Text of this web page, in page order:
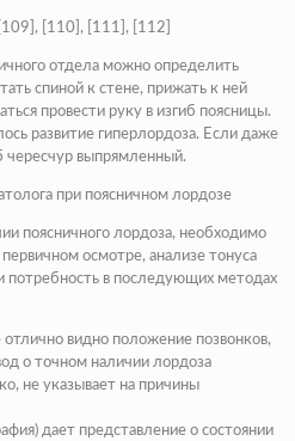
[110], [111], [112]
отдела можно определить
спиной к стене, прижать к ней
провести руку в изгиб поясницы.
развитие гиперлордоза. Если даже
чересчур выпрямленный.
при поясничном лордозе
поясничного лордоза, необходимо
осмотре, анализе тонуса
потребность в последующих методах
видно положение позвонков,
о точном наличии лордоза
не указывает на причины
дает представление о состоянии